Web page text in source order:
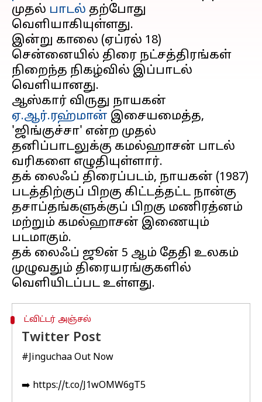
முதல் பாடல் தற்போது
வெளியாகியுள்ளது.
இன்று காலை (ஏப்ரல் 18)
சென்னையில் திரை நட்சத்திரங்கள்
நிறைந்த நிகழ்வில் இப்பாடல்
வெளியானது.
ஆஸ்கார் விருது நாயகன்
ஏ.ஆர்.ரஹ்மான் இசையமைத்த,
'ஜிங்குச்சா' என்ற முதல்
தனிப்பாடலுக்கு கமல்ஹாசன் பாடல்
வரிகளை எழுதியுள்ளார்.
தக் லைஃப் திரைப்படம், நாயகன் (1987)
படத்திற்குப் பிறகு கிட்டத்தட்ட நான்கு
தசாப்தங்களுக்குப் பிறகு மணிரத்னம்
மற்றும் கமல்ஹாசன் இணையும்
படமாகும்.
தக் லைஃப் ஜூன் 5 ஆம் தேதி உலகம்
முழுவதும் திரையரங்குகளில்
ட்விட்டர் அஞ்சல்
Twitter Post
#Jinguchaa Out Now
➡️ https://t.co/J1wOMW6gT5